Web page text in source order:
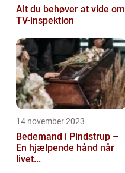
Alt du behøver at vide om
TV-inspektion
14 november 2023
Bedemand i Pindstrup –
En hjælpende hånd når
livet...